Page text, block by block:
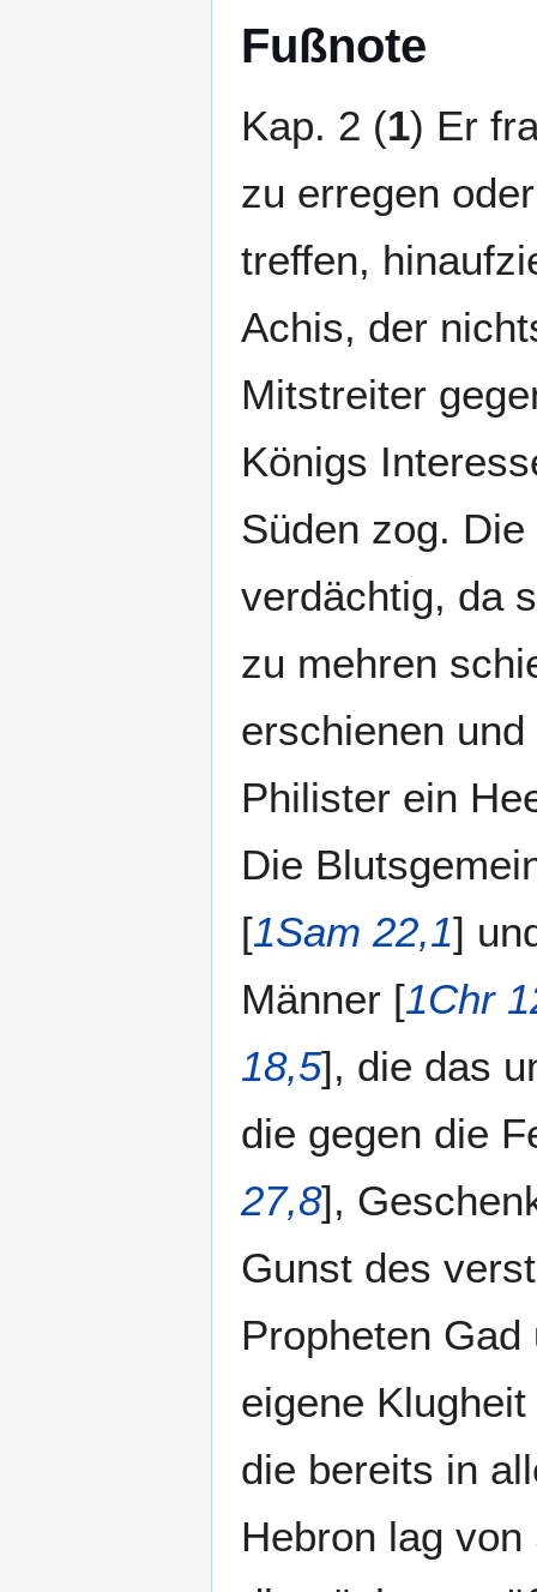
Fußnote
Kap. 2 (1) Er
zu erregen
treffen,
Achis, der
Mitstreiter
Königs
Süden zog.
verdächtig, da
zu mehren
erschienen
Philister ein
Die
[1Sam 22,1]
Männer [1Chr
18,5], die das
die gegen die
27,8],
Gunst des
Propheten
eigene
die bereits in
Hebron lag